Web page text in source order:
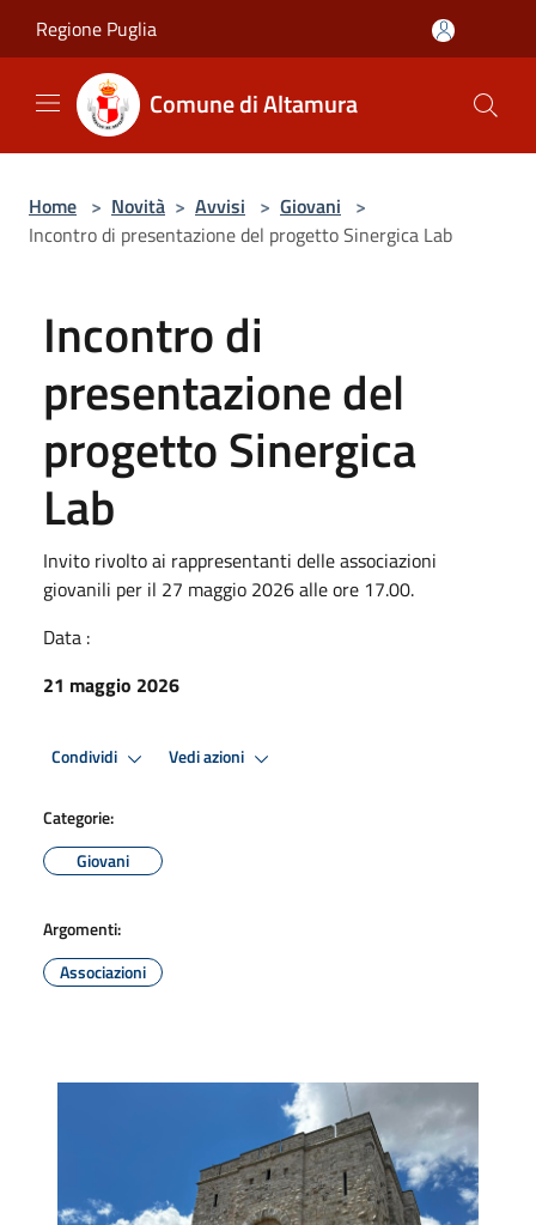
Regione Puglia
Comune di Altamura
Home > Novità > Avvisi > Giovani >
Incontro di presentazione del progetto Sinergica Lab
Incontro di
presentazione del
progetto Sinergica
Lab
Invito rivolto ai rappresentanti delle associazioni
giovanili per il 27 maggio 2026 alle ore 17.00.
Data :
21 maggio 2026
Condividi Vedi azioni
Categorie:
Giovani
Argomenti:
Associazioni